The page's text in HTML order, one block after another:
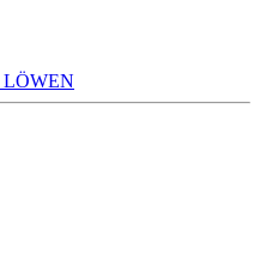
LÖWEN